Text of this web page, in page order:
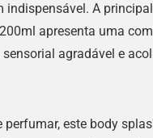
indispensável. A
apresenta uma
agradável e
perfumar, este body